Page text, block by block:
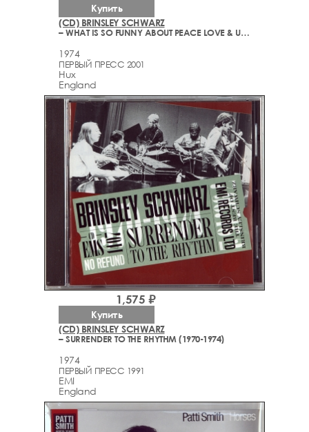
(CD) BRINSLEY SCHWARZ
– WHAT IS SO FUNNY ABOUT PEACE LOVE & UNDERSTANDING?
1974
ПЕРВЫЙ ПРЕСС 2001
Hux
England
Купить
(CD) BRINSLEY SCHWARZ
– SURRENDER TO THE RHYTHM (1970-1974)
1974
ПЕРВЫЙ ПРЕСС 1991
EMI
England
1,575 ₽
Купить